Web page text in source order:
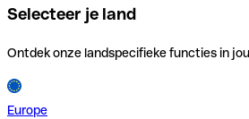
Selecteer je land
Ontdek onze landspecifieke functies in
Europe